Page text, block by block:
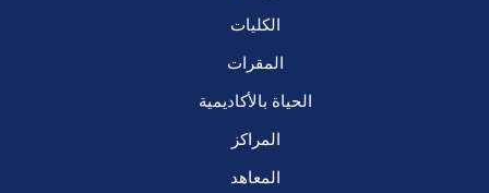
الكليات
المقرات
الحياة بالأكاديمية
المراكز
المعاهد